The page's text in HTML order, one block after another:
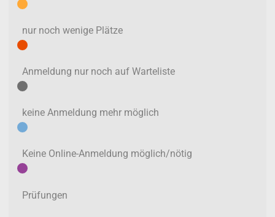
nur noch wenige Plätze
Anmeldung nur noch auf Warteliste
keine Anmeldung mehr möglich
Keine Online-Anmeldung möglich/nötig
Prüfungen